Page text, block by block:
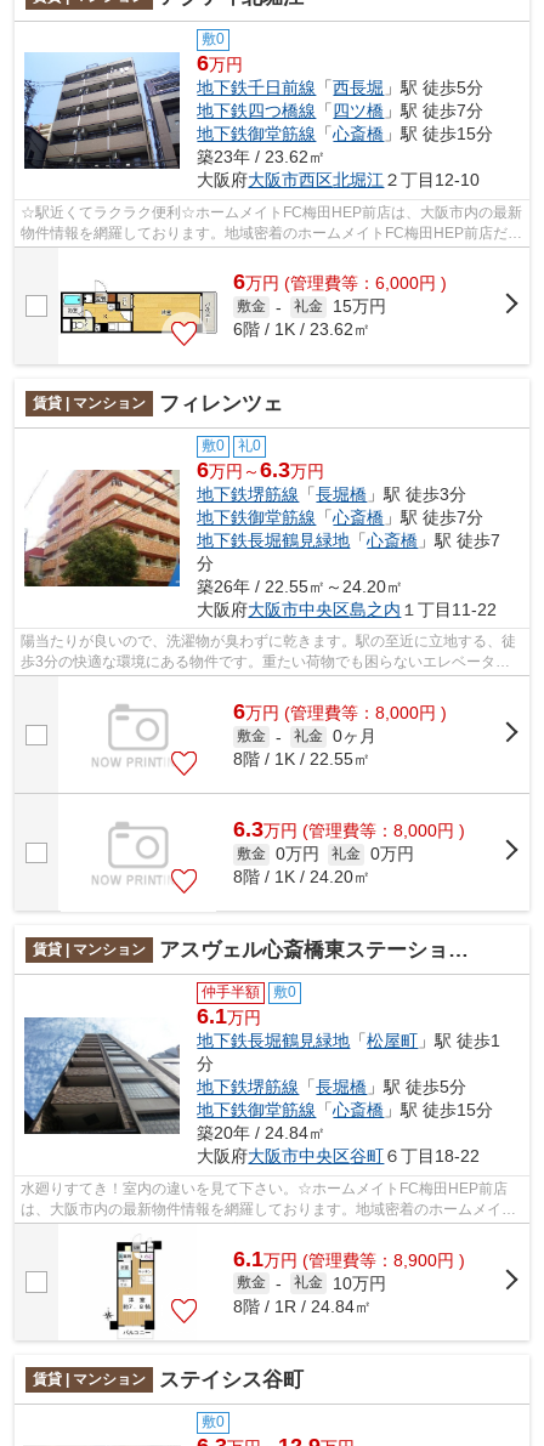
敷0
6万円
地下鉄千日前線 「西長堀 」駅 徒歩5分
地下鉄四つ橋線 「四ツ橋 」駅 徒歩7分
地下鉄御堂筋線 「心斎橋 」駅 徒歩15分
築23年 / 23.62㎡
大阪府大阪市西区北堀江 ２丁目12-10
☆駅近くてラクラク便利☆ホームメイトFC梅田HEP前店は、大阪市内の最新
物件情報を網羅しております。地域密着のホームメイトFC梅田HEP前店だか
らできるお部屋探し品質であなたの理想の...
6万円 (管理費等：6,000円 )
敷金 - 礼金
15万円
6階 / 1K / 23.62㎡
賃貸 | マンション フィレンツェ
敷0 礼0
6万円～6.3万円
地下鉄堺筋線 「長堀橋 」駅 徒歩3分
地下鉄御堂筋線 「心斎橋 」駅 徒歩7分
地下鉄長堀鶴見緑地 「心斎橋 」駅 徒歩7
分
築26年 / 22.55㎡～24.20㎡
大阪府大阪市中央区島之内 １丁目11-22
陽当たりが良いので、洗濯物が臭わずに乾きます。駅の至近に立地する、徒
歩3分の快適な環境にある物件です。重たい荷物でも困らないエレベーター
6万円 (管理費等：8,000円 )
敷金 - 礼金 0ヶ月
8階 / 1K / 22.55㎡
6.3万円 (管理費等：8,000円 )
敷金 0万円 礼金 0万円
8階 / 1K / 24.20㎡
賃貸 | マンション アスヴェル心斎橋東ステーションフロント
仲手半額 敷0
6.1万円
地下鉄長堀鶴見緑地 「松屋町 」駅 徒歩1
分
地下鉄堺筋線 「長堀橋 」駅 徒歩5分
地下鉄御堂筋線 「心斎橋 」駅 徒歩15分
築20年 / 24.84㎡
大阪府大阪市中央区谷町６丁目18-22
水廻りすてき！室内の違いを見て下さい。☆ホームメイトFC梅田HEP前店
は、大阪市内の最新物件情報を網羅しております。地域密着のホームメイト
FC梅田HEP前店だからできるお部屋探し品質...
6.1万円 (管理費等：8,900円 )
敷金 - 礼金
10万円
8階 / 1R / 24.84㎡
賃貸 | マンション ステイシス谷町
敷0